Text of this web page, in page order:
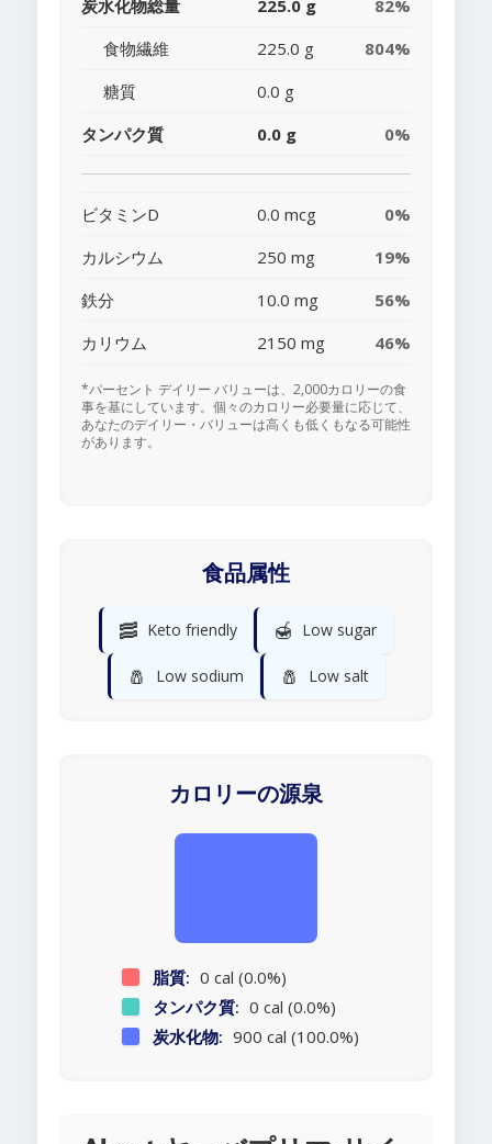
炭水化物総量 225.0 g
82%
食物繊維
225.0 g
804%
糖質
0.0 g
タンパク質
0.0 g 0%
ビタミンD 0.0 mcg
0%
カルシウム
250 mg
19%
鉄分
10.0 mg
56%
カリウム
2150 mg 46%
*パーセント デイリー バリューは、2,000カロリーの食
事を基にしています。個々のカロリー必要量に応じて、
あなたのデイリー・バリューは高くも低くもなる可能性
があります。
食品属性
🥓 Keto friendly 🍯 Low sugar
🧂 Low sodium 🧂 Low salt
カロリーの源泉
脂質: 0 cal (0.0%)
タンパク質: 0 cal (0.0%)
炭水化物: 900 cal (100.0%)